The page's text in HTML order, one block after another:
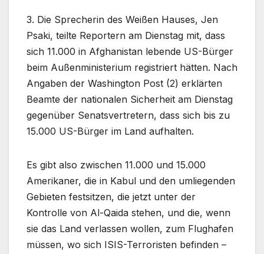
3. Die Sprecherin des Weißen Hauses, Jen
Psaki, teilte Reportern am Dienstag mit, dass
sich 11.000 in Afghanistan lebende US-Bürger
beim Außenministerium registriert hätten. Nach
Angaben der Washington Post (2) erklärten
Beamte der nationalen Sicherheit am Dienstag
gegenüber Senatsvertretern, dass sich bis zu
15.000 US-Bürger im Land aufhalten.
Es gibt also zwischen 11.000 und 15.000
Amerikaner, die in Kabul und den umliegenden
Gebieten festsitzen, die jetzt unter der
Kontrolle von Al-Qaida stehen, und die, wenn
sie das Land verlassen wollen, zum Flughafen
müssen, wo sich ISIS-Terroristen befinden –